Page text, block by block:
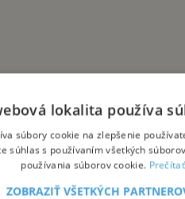
lokalita používa
súbory cookie na zlepšenie
súhlas s používaním všetkých
používania súborov cookie.
ZOBRAZIŤ VŠETKÝCH